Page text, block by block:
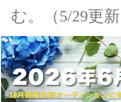
む。（5/29更新